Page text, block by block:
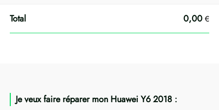
0,00 €
Je veux faire réparer mon Huawei Y6 2018 :